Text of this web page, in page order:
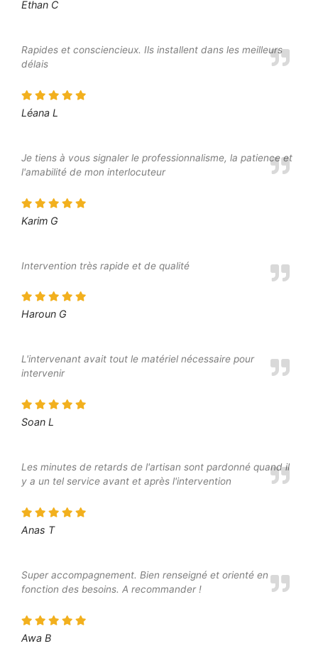
Ethan C
Rapides et consciencieux. Ils installent dans les meilleurs
délais
Léana L
Je tiens à vous signaler le professionnalisme, la patience et
l'amabilité de mon interlocuteur
Karim G
Intervention très rapide et de qualité
Haroun G
L'intervenant avait tout le matériel nécessaire pour
intervenir
Soan L
Les minutes de retards de l'artisan sont pardonné quand il
y a un tel service avant et après l'intervention
Anas T
Super accompagnement. Bien renseigné et orienté en
fonction des besoins. A recommander !
Awa B